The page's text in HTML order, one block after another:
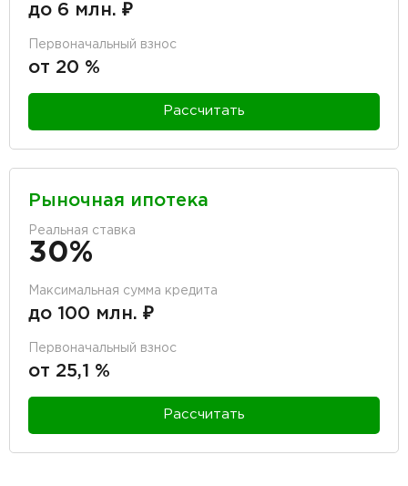
до 6 млн. ₽
Первоначальный взнос
от 20 %
Рассчитать
Рыночная ипотека
Реальная ставка
30%
Максимальная сумма кредита
до 100 млн. ₽
Первоначальный взнос
от 25,1 %
Рассчитать